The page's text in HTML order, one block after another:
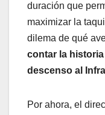
duración que
maximizar la
dilema de qué
contar la
descenso al
Por ahora, el